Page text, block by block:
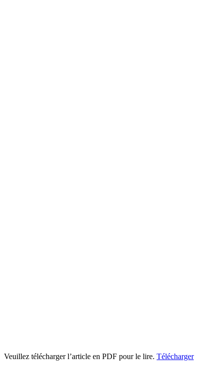
Veuillez télécharger l’article en PDF pour le lire. Télécharger